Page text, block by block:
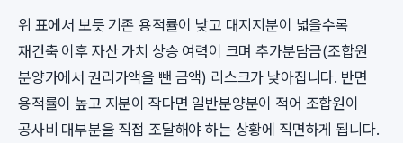
위 표에서 보듯 기존 용적률이 낮고 대지지분이 넓을수록
재건축 이후 자산 가치 상승 여력이 크며 추가분담금(조합원
분양가에서 권리가액을 뺀 금액) 리스크가 낮아집니다. 반면
용적률이 높고 지분이 작다면 일반분양분이 적어 조합원이
공사비 대부분을 직접 조달해야 하는 상황에 직면하게 됩니다.